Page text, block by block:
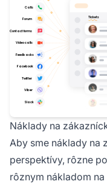
Náklady na
Aby sme náklady na
perspektívy, rôzne
rôznym nákladom